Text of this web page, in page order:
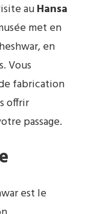
auHansa
met en
en
Vous
fabrication
offrir
passage.
est le